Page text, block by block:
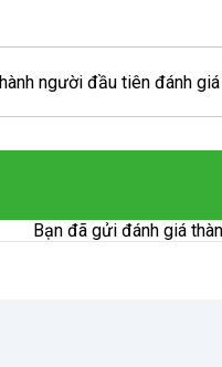
người đầu tiên đánh
Bạn đã gửi đánh giá